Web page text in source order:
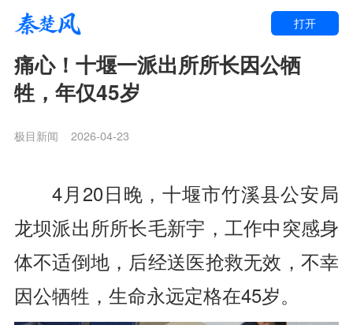
打开
痛心！十堰一派出所所长因公牺
牲，年仅45岁
极目新闻 2026-04-23
4月20日晚，十堰市竹溪县公安局
龙坝派出所所长毛新宇， 工作中突感身
体不适倒地， 后经送医抢救无效， 不幸
因公牺牲， 生命永远定格在45岁。